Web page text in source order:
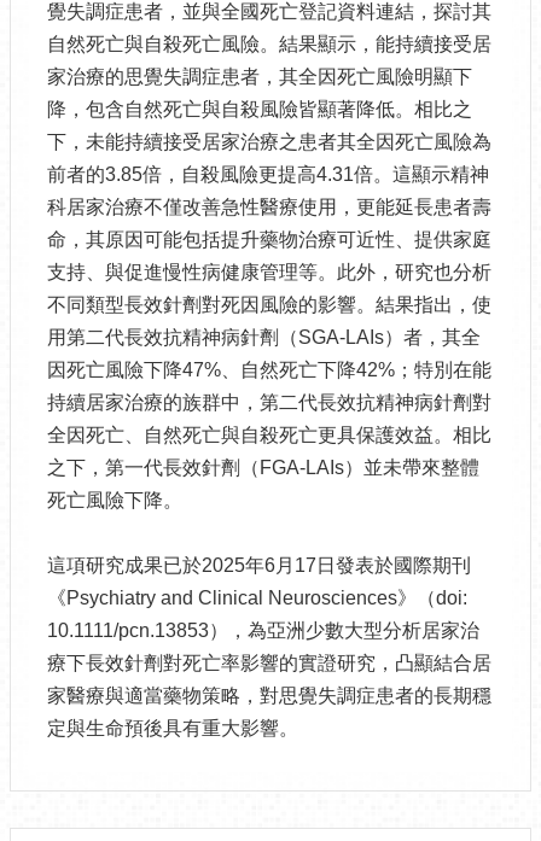
覺失調症患者，並與全國死亡登記資料連結，探討其
自然死亡與自殺死亡風險。結果顯示，能持續接受居
家治療的思覺失調症患者，其全因死亡風險明顯下
降，包含自然死亡與自殺風險皆顯著降低。相比之
下，未能持續接受居家治療之患者其全因死亡風險為
前者的3.85倍，自殺風險更提高4.31倍。這顯示精神
科居家治療不僅改善急性醫療使用，更能延長患者壽
命，其原因可能包括提升藥物治療可近性、提供家庭
支持、與促進慢性病健康管理等。此外，研究也分析
不同類型長效針劑對死因風險的影響。結果指出，使
用第二代長效抗精神病針劑（SGA-LAIs）者，其全
因死亡風險下降47%、自然死亡下降42%；特別在能
持續居家治療的族群中，第二代長效抗精神病針劑對
全因死亡、自然死亡與自殺死亡更具保護效益。相比
之下，第一代長效針劑（FGA-LAIs）並未帶來整體
死亡風險下降。
這項研究成果已於2025年6月17日發表於國際期刊
《Psychiatry and Clinical Neurosciences》（doi:
10.1111/pcn.13853），為亞洲少數大型分析居家治
療下長效針劑對死亡率影響的實證研究，凸顯結合居
家醫療與適當藥物策略，對思覺失調症患者的長期穩
定與生命預後具有重大影響。